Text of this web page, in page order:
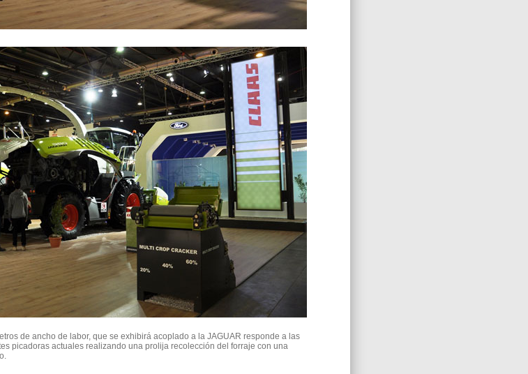
de ancho de labor, que se exhibirá acoplado a la JAGUAR responde a las
picadoras actuales realizando una prolija recolección del forraje con una